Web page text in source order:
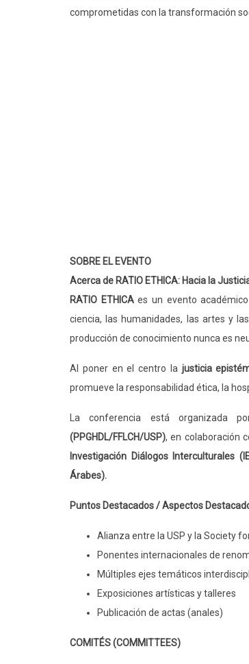
comprometidas con la transformación
SOBRE EL EVENTO
Acerca de RATIO ETHICA: Hacia la
RATIO ETHICAes un evento
ciencia, las humanidades, las artes y
producción de conocimiento nunca es
Al poner en el centro la justicia
promueve la responsabilidad ética, la
La conferencia está organizada
(PPGHDL/FFLCH/USP), en colaboración
Investigación Diálogos Interculturales
Árabes).
Puntos Destacados / Aspectos
Alianza entre la USP y la Society
Ponentes internacionales de
Múltiples ejes temáticos
Exposiciones artísticas y talleres
Publicación de actas (anales)
COMITÉS (COMMITTEES)